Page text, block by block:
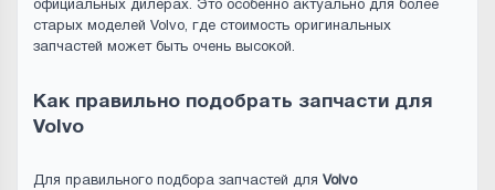
официальных дилерах. Это особенно актуально для более
старых моделей Volvo, где стоимость оригинальных
запчастей может быть очень высокой.
Как правильно подобрать запчасти для
Volvo
Для правильного подбора запчастей для Volvo